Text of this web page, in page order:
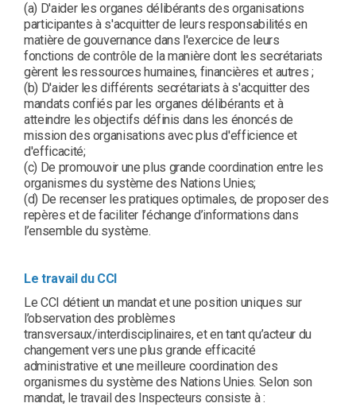
(a) D'aider les organes délibérants des organisations
participantes à s'acquitter de leurs responsabilités en
matière de gouvernance dans l'exercice de leurs
fonctions de contrôle de la manière dont les secrétariats
gèrent les ressources humaines, financières et autres ;
(b) D'aider les différents secrétariats à s'acquitter des
mandats confiés par les organes délibérants et à
atteindre les objectifs définis dans les énoncés de
mission des organisations avec plus d'efficience et
d'efficacité;
(c) De promouvoir une plus grande coordination entre les
organismes du système des Nations Unies;
(d) De recenser les pratiques optimales, de proposer des
repères et de faciliter l’échange d’informations dans
l’ensemble du système.
Le travail du CCI
Le CCI détient un mandat et une position uniques sur
l’observation des problèmes
transversaux/interdisciplinaires, et en tant qu’acteur du
changement vers une plus grande efficacité
administrative et une meilleure coordination des
organismes du système des Nations Unies. Selon son
mandat, le travail des Inspecteurs consiste à :